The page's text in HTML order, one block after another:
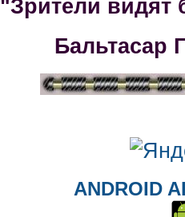
"Зрители видят
Бальтасар
ANDROID